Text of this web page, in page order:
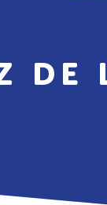
DE